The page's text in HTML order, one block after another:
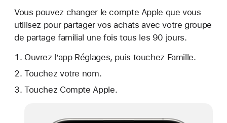
Vous pouvez changer le compte Apple que vous
utilisez pour partager vos achats avec votre groupe
de partage familial une fois tous les 90 jours.
Ouvrez l’app Réglages, puis touchez Famille.
Touchez votre nom.
Touchez Compte Apple.